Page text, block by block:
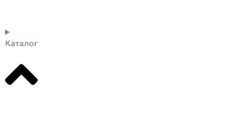
Каталог